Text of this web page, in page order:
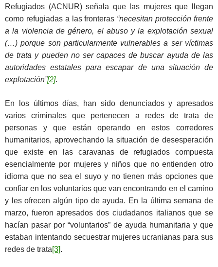
Refugiados (ACNUR) señala que las mujeres que llegan
como refugiadas a las fronteras “necesitan protección frente
a la violencia de género, el abuso y la explotación sexual
(…) porque son particularmente vulnerables a ser víctimas
de trata y pueden no ser capaces de buscar ayuda de las
autoridades estatales para escapar de una situación de
explotación”[2].
En los últimos días, han sido denunciados y apresados
varios criminales que pertenecen a redes de trata de
personas y que están operando en estos corredores
humanitarios, aprovechando la situación de desesperación
que existe en las caravanas de refugiados compuesta
esencialmente por mujeres y niños que no entienden otro
idioma que no sea el suyo y no tienen más opciones que
confiar en los voluntarios que van encontrando en el camino
y les ofrecen algún tipo de ayuda. En la última semana de
marzo, fueron apresados dos ciudadanos italianos que se
hacían pasar por “voluntarios” de ayuda humanitaria y que
estaban intentando secuestrar mujeres ucranianas para sus
redes de trata[3].